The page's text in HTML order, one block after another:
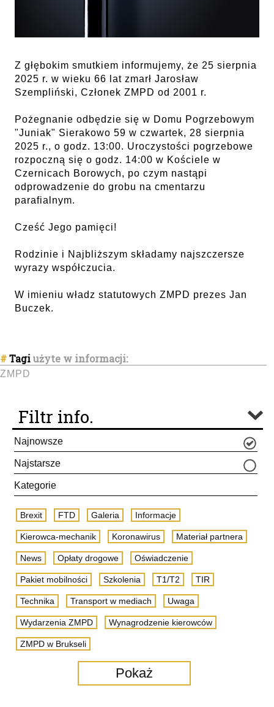
Z głębokim smutkiem informujemy, że 25 sierpnia
2025 r. w wieku 66 lat zmarł Jarosław
Szempliński, Członek ZMPD od 2001 r.
Pożegnanie odbędzie się w Domu Pogrzebowym
"Juniak" Sierakowo 59 w czwartek, 28 sierpnia
2025 r., o godz. 13:00. Uroczystości pogrzebowe
rozpoczną się o godz. 14:00 w Kościele w
Czernicach Borowych, po czym nastąpi
odprowadzenie do grobu na cmentarzu
parafialnym.
Cześć Jego pamięci!
Rodzinie i Najbliższym składamy najszczersze
wyrazy współczucia.
W imieniu władz statutowych ZMPD prezes Jan
Buczek.
#Tagiużyte w informacji:
ZMPD
Filtr info.
Najnowsze
Najstarsze
Kategorie
Brexit FTD Galeria Informacje
Kierowca-mechanik Koronawirus Materiał partnera
News Opłaty drogowe Oświadczenie
Pakiet mobilności Szkolenia T1/T2 TIR
Technika Transport w mediach Uwaga
Wydarzenia ZMPD Wynagrodzenie kierowców
ZMPD w Brukseli
Pokaż